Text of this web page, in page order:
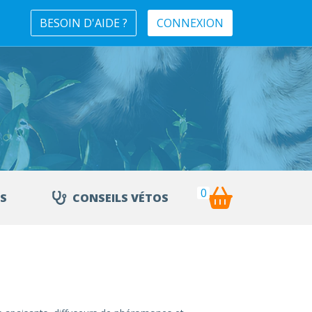
BESOIN D'AIDE ? CONNEXION
CONSEILS VÉTOS 0